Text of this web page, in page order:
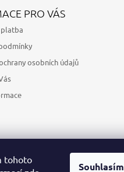
tohoto
Souhlasím
PRO VÁS
osobních údajů